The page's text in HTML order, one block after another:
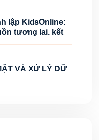
lập KidsOnline:
tương lai, kết
VÀ XỬ LÝ DỮ